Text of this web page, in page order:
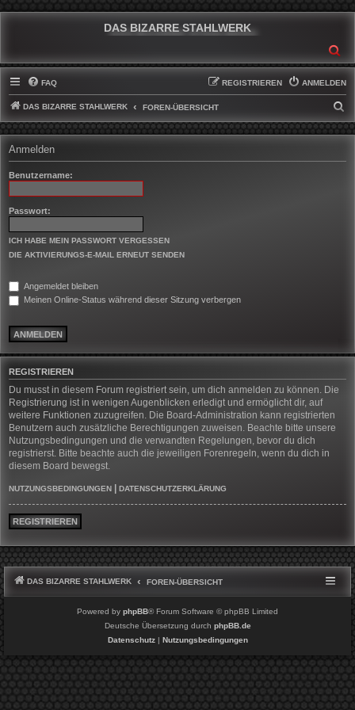
DAS BIZARRE STAHLWERK
FAQ ANMELDEN
REGISTRIEREN
DAS BIZARRE STAHLWERK FOREN-ÜBERSICHT
U
H
Anmelden
Benutzername:
Passwort:
ICH HABE MEIN PASSWORT VERGESSEN
DIE AKTIVIERUNGS-E-MAIL ERNEUT SENDEN
Angemeldet bleiben
Meinen Online-Status während dieser Sitzung verbergen
REGISTRIEREN
Du musst in diesem Forum registriert sein, um dich anmelden zu können. Die
Registrierung ist in wenigen Augenblicken erledigt und ermöglicht dir, auf
weitere Funktionen zuzugreifen. Die Board-Administration kann registrierten
Benutzern auch zusätzliche Berechtigungen zuweisen. Beachte bitte unsere
Nutzungsbedingungen und die verwandten Regelungen, bevor du dich
registrierst. Bitte beachte auch die jeweiligen Forenregeln, wenn du dich in
diesem Board bewegst.
NUTZUNGSBEDINGUNGEN DATENSCHUTZERKLÄRUNG
REGISTRIEREN
DAS BIZARRE STAHLWERK FOREN-ÜBERSICHT
Powered by phpBB® Forum Software © phpBB Limited
Deutsche Übersetzung durch phpBB.de
Datenschutz| Nutzungsbedingungen